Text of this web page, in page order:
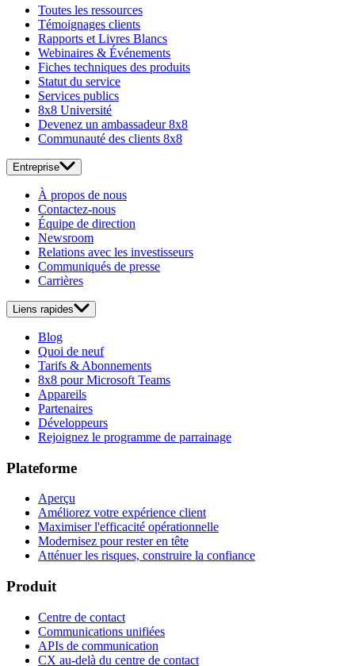
Toutes les ressources
Témoignages clients
Rapports et Livres Blancs
Webinaires & Événements
Fiches techniques des produits
Statut du service
Services publics
8x8 Université
Devenez un ambassadeur 8x8
Communauté des clients 8x8
Entreprise
À propos de nous
Contactez-nous
Équipe de direction
Newsroom
Relations avec les investisseurs
Communiqués de presse
Carrières
Liens rapides
Blog
Quoi de neuf
Tarifs & Abonnements
8x8 pour Microsoft Teams
Appareils
Partenaires
Développeurs
Rejoignez le programme de parrainage
Plateforme
Aperçu
Améliorez votre expérience client
Maximiser l'efficacité opérationnelle
Modernisez pour rester en tête
Atténuer les risques, construire la confiance
Produit
Centre de contact
Communications unifiées
APIs de communication
CX au-delà du centre de contact